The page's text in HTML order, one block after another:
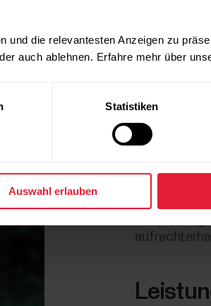
und die relevantesten Anzeigen zu
auch ablehnen. Erfahre mehr über
Statistiken
Auswahl erlauben
Du kannst
wählen.
Ergebnisse
Gib
Steigere
von der du